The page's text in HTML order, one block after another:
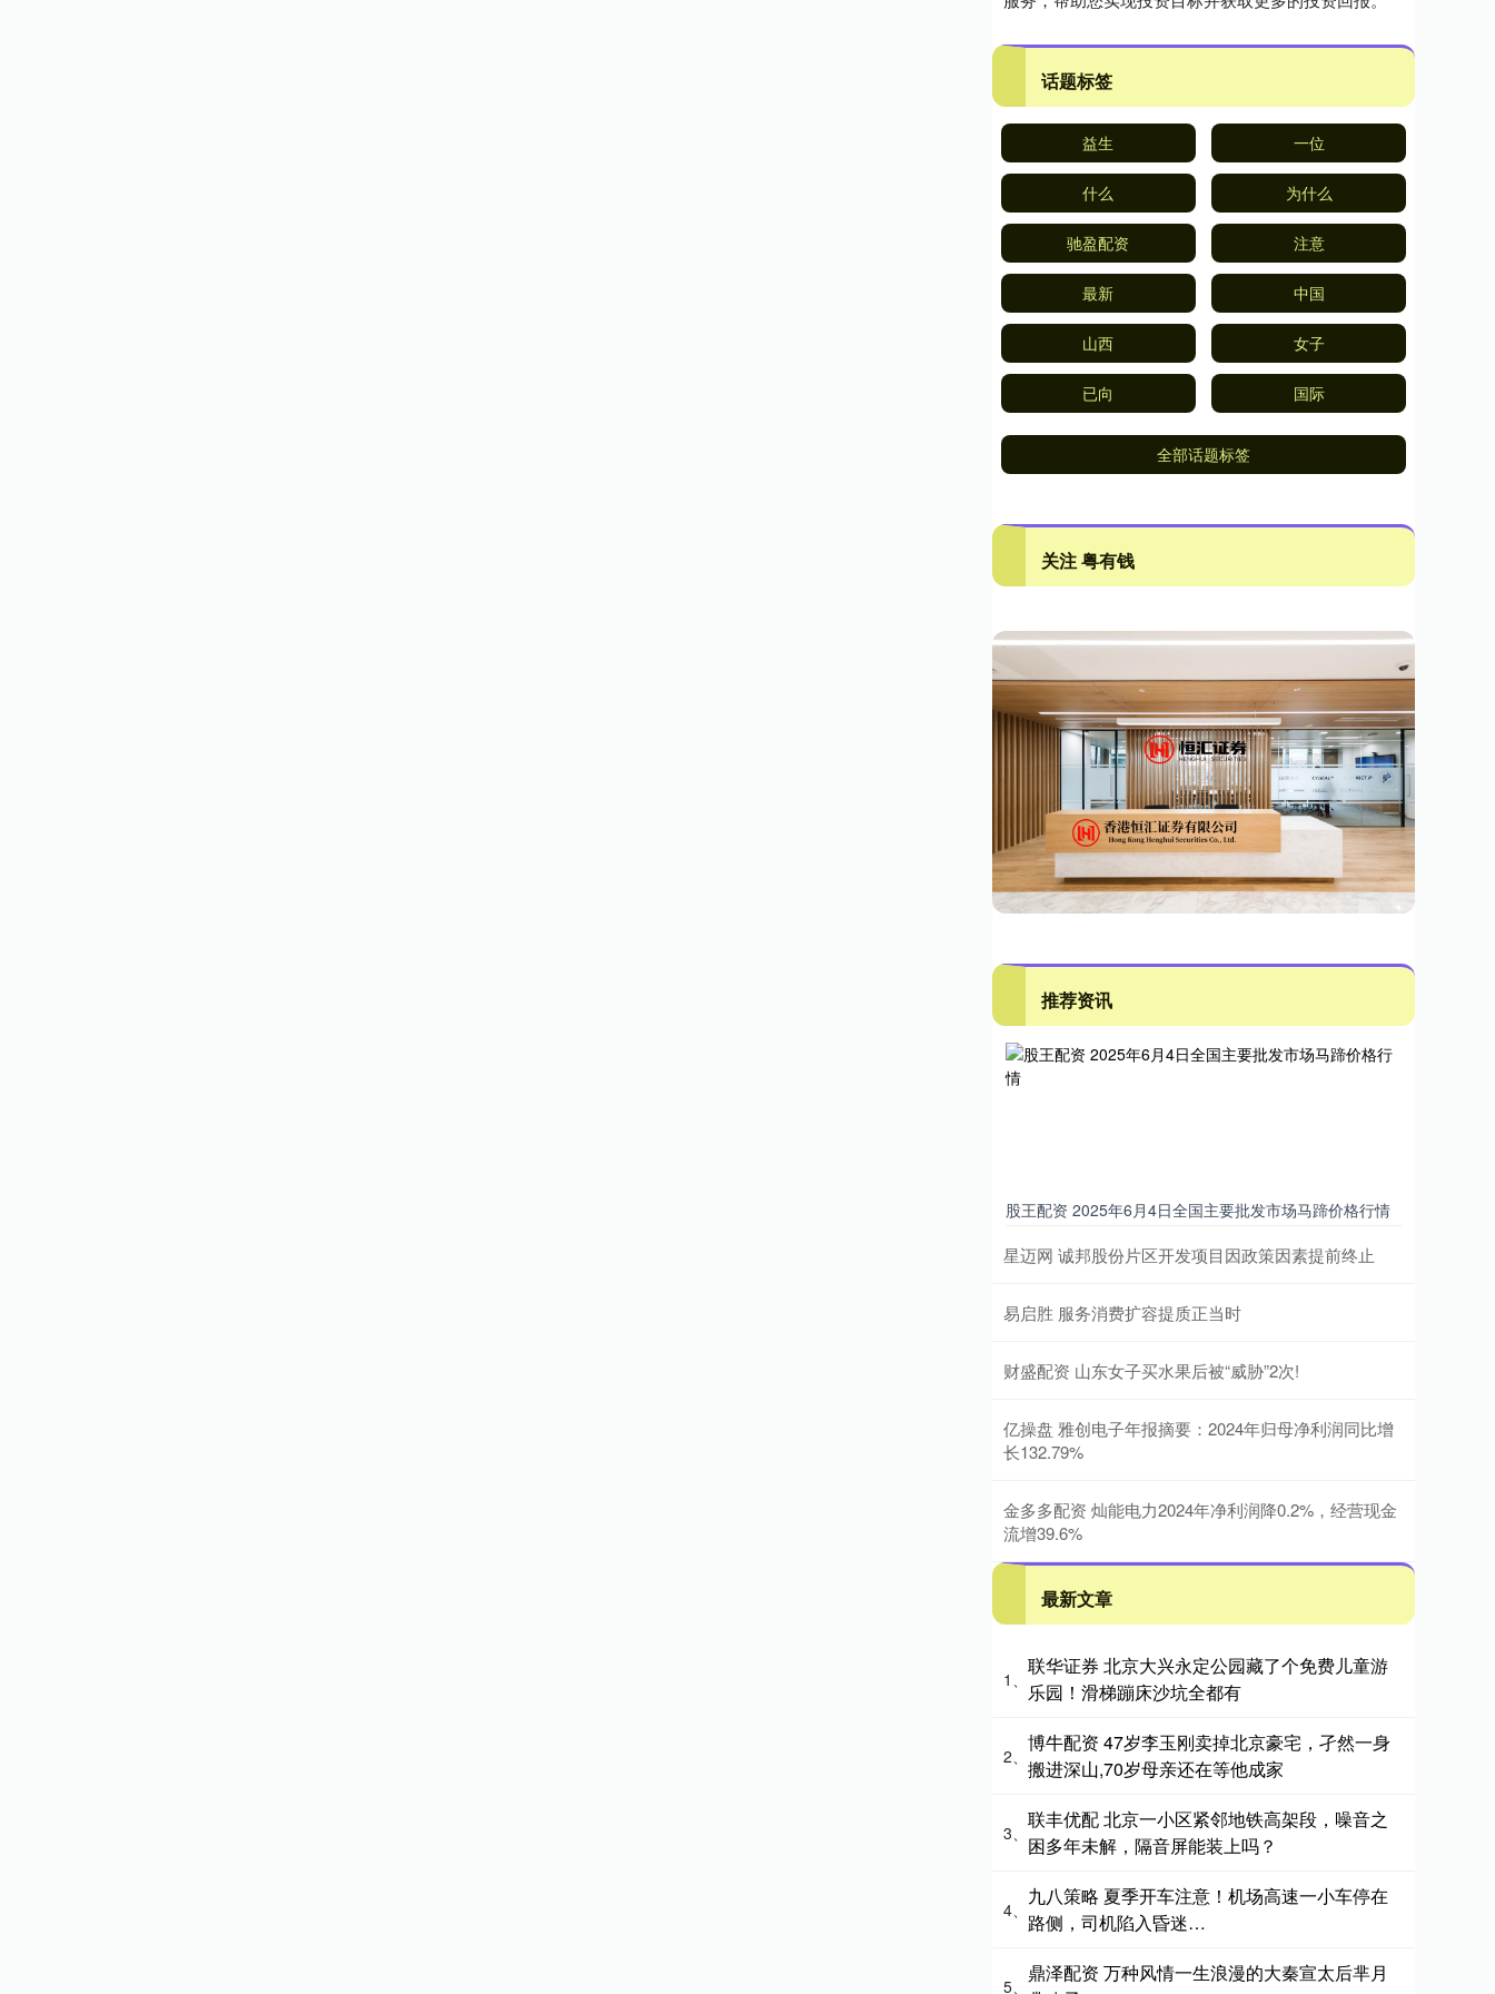
话题标签
益生 一位
什么 为什么
驰盈配资 注意
最新 中国
山西 女子
已向 国际
全部话题标签
关注 粤有钱
推荐资讯
股王配资 2025年6月4日全国主要批发市场马蹄价格行情
星迈网 诚邦股份片区开发项目因政策因素提前终止
易启胜 服务消费扩容提质正当时
财盛配资 山东女子买水果后被“威胁”2次!
亿操盘 雅创电子年报摘要：2024年归母净利润同比增
长132.79%
金多多配资 灿能电力2024年净利润降0.2%，经营现金
流增39.6%
最新文章
1、
联华证券 北京大兴永定公园藏了个免费儿童游
乐园！滑梯蹦床沙坑全都有
2、
博牛配资 47岁李玉刚卖掉北京豪宅，孑然一身
搬进深山,70岁母亲还在等他成家
3、
联丰优配 北京一小区紧邻地铁高架段，噪音之
困多年未解，隔音屏能装上吗？
4、
九八策略 夏季开车注意！机场高速一小车停在
路侧，司机陷入昏迷…
5、
鼎泽配资 万种风情一生浪漫的大秦宣太后芈月